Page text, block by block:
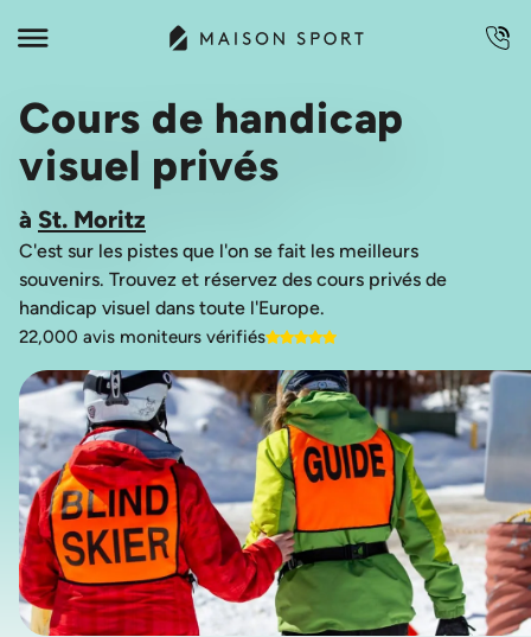
Cours de handicap
visuel privés
à St. Moritz
C'est sur les pistes que l'on se fait les meilleurs
souvenirs. Trouvez et réservez des cours privés de
22,000 avis moniteurs vérifiés